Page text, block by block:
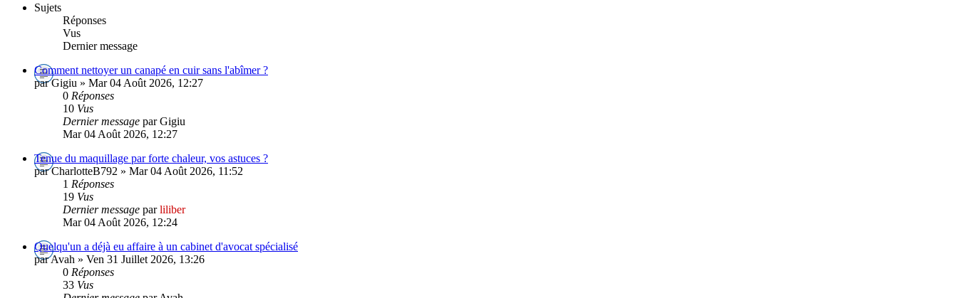
Sujets
Réponses
Vus
Dernier message
Comment nettoyer un canapé en cuir sans l'abîmer ?
par Gigiu » Mar 04 Août 2026, 12:27
0 Réponses
10 Vus
Dernier message par Gigiu
Mar 04 Août 2026, 12:27
Tenue du maquillage par forte chaleur, vos astuces ?
par CharlotteB792 » Mar 04 Août 2026, 11:52
1 Réponses
19 Vus
Dernier message parliliber
Mar 04 Août 2026, 12:24
Quelqu'un a déjà eu affaire à un cabinet d'avocat spécialisé
par Avah » Ven 31 Juillet 2026, 13:26
0 Réponses
33 Vus